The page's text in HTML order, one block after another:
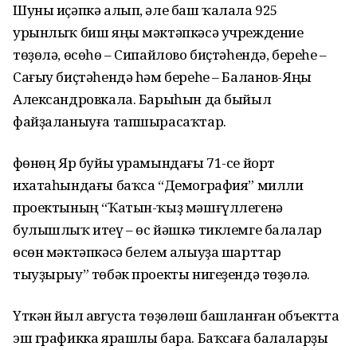
Шуны иҫәпкә алып, әле баш ҡалала 925
урынлыҡ биш яңы мәктәпкәсә учреждение
төҙөлә, өсөһө – Сипайлово биҫтәһендә, береһе –
Сағыу биҫтәһендә һәм береһе – Баланов-Яңы
Александровкала. Барыһын да быйыл
файҙаланыуға тапшырасаҡтар.
Өфөнөң Яр буйы урамындағы 71-се йорт
ихатаһындағы баҡса “Демография” милли
проектының “Ҡатын-ҡыҙ мәшғүллегенә
булышлыҡ итеү – өс йәшкә тиклемге балалар
өсөн мәктәпкәсә белем алыуҙа шарттар
тыуҙырыу” төбәк проекты нигеҙендә төҙөлә.
Үткән йыл августа төҙөлөш башланған объектта
эш графикка ярашлы бара. Баҡсаға балаларҙы